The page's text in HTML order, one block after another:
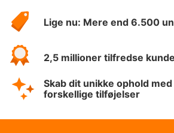
HotelSpecials
Lige nu: Mere end 6.500
2,5 millioner tilfredse
Skab dit unikke ophold
forskellige tilføjelser